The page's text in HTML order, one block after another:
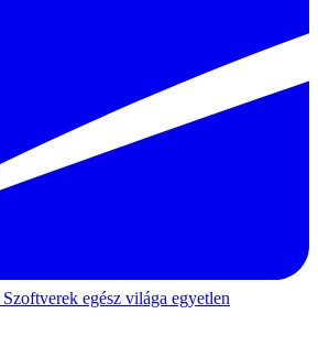
Szoftverek egész világa egyetlen